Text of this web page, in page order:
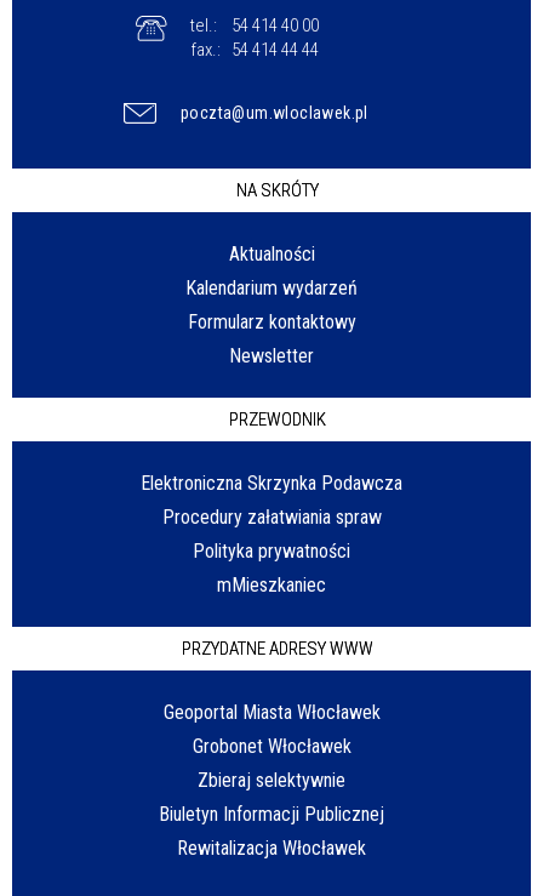
tel.:
54 414 40 00
fax.:
54 414 44 44
poczta@um.wloclawek.pl
NA SKRÓTY
Aktualności
Kalendarium wydarzeń
Formularz kontaktowy
Newsletter
PRZEWODNIK
Elektroniczna Skrzynka Podawcza
Procedury załatwiania spraw
Polityka prywatności
mMieszkaniec
PRZYDATNE ADRESY WWW
Geoportal Miasta Włocławek
Grobonet Włocławek
Zbieraj selektywnie
Biuletyn Informacji Publicznej
Rewitalizacja Włocławek